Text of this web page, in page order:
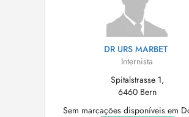
DR URS MARBET
Internista
Spitalstrasse 1,
6460 Bern
Sem marcações disponíveis em